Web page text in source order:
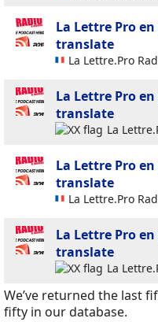
La Lettre Pro en
translate
La Lettre.Pro
La Lettre Pro en
translate
La
La Lettre Pro en
translate
La Lettre.Pro
La Lettre Pro en
translate
La
We’ve returned the last
fifty in our database.